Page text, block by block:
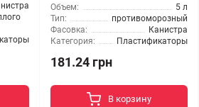
Объем:
5 л
Тип:
противоморозный
Фасовка:
Канистра
Категория:
Пластификаторы
181.24 грн
В корзину